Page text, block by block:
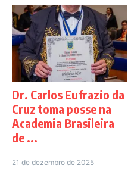
Dr. Carlos Eufrazio da
Cruz toma posse na
Academia Brasileira
de ...
21 de dezembro de 2025